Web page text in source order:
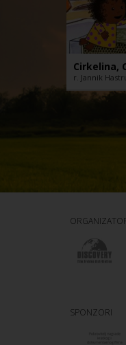
Cirkelina,
r. Jannik
SPONZORI